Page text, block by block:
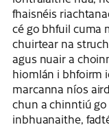
fhaisnéis
cé go bhfuil cuma
chuirtear na
agus nuair a
hiomlán i bhfoirm
marcanna níos
chun a chinntiú
inbhuanaithe,